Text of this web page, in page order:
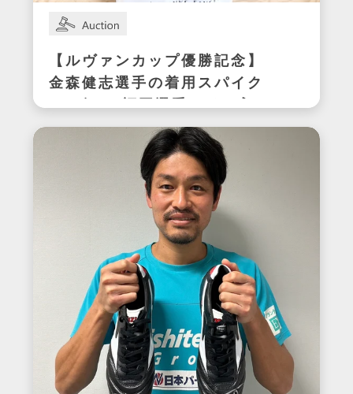
【ルヴァンカップ優勝記念】
金森健志選手の着用スパイク
(アビスパ福岡選手サイン入
り)